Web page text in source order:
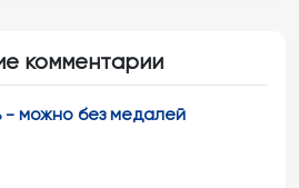
комментарии
- можно без медалей